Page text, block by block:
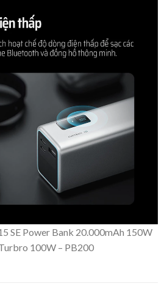
SE Power Bank 20.000mAh 150W
100W – PB200